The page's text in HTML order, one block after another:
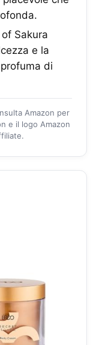
Sakura
e la
di
Amazon per
e il logo Amazon